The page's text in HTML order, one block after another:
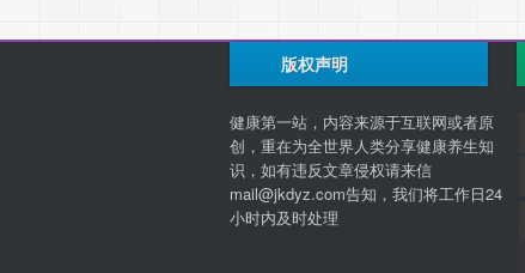
版权声明
健康第一站，内容来源于互联网或者原
创，重在为全世界人类分享健康养生知
识，如有违反文章侵权请来信
mail@jkdyz.com告知，我们将工作日24
小时内及时处理